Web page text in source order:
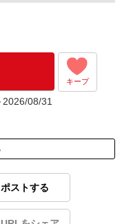
キープ
08/31
ポストする